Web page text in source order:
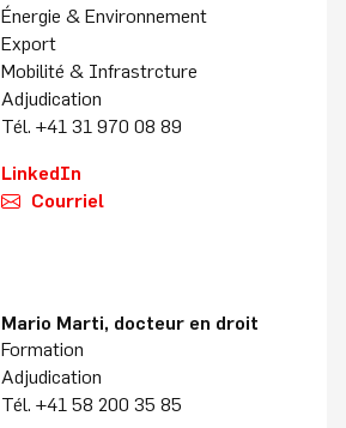
Énergie & Environnement
Export
Mobilité & Infrastrcture
Adjudication
Tél. +41 31 970 08 89
LinkedIn
Courriel
Mario Marti, docteur en droit
Formation
Adjudication
Tél. +41 58 200 35 85